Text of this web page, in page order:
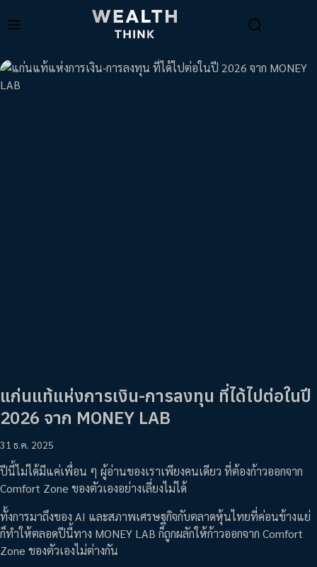
แก่นแท้แห่งการเงิน-การลงทุน ที่ได้ไปต่อในปี
2026 จาก MONEY LAB
31 ธ.ค. 2025
ปีนี้ไม่ได้มีแค่เพื่อน ๆ ผู้อ่านของเราเพียงคนเดียว ที่ต้องก้าวออกจาก
Comfort Zone ของตัวเองอย่างเลี่ยงไม่ได้
ทั้งการมาถึงของ AI และสภาพเศรษฐกิจกับตลาดหุ้นไทยที่ค่อนข้างแย่
ก็ทำให้ตลอดปีนี้ทาง MONEY LAB ก็ถูกผลักให้ก้าวออกจาก Comfort
Zone ของตัวเองไม่ต่างกัน